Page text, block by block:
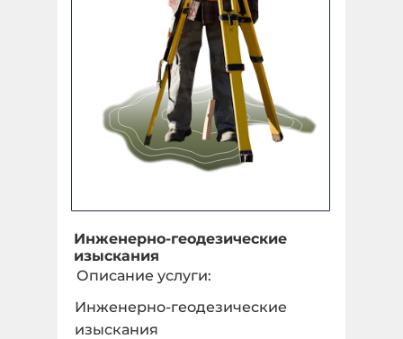
Инженерно-геодезические
изыскания
Описание услуги:
Инженерно-геодезические
изыскания